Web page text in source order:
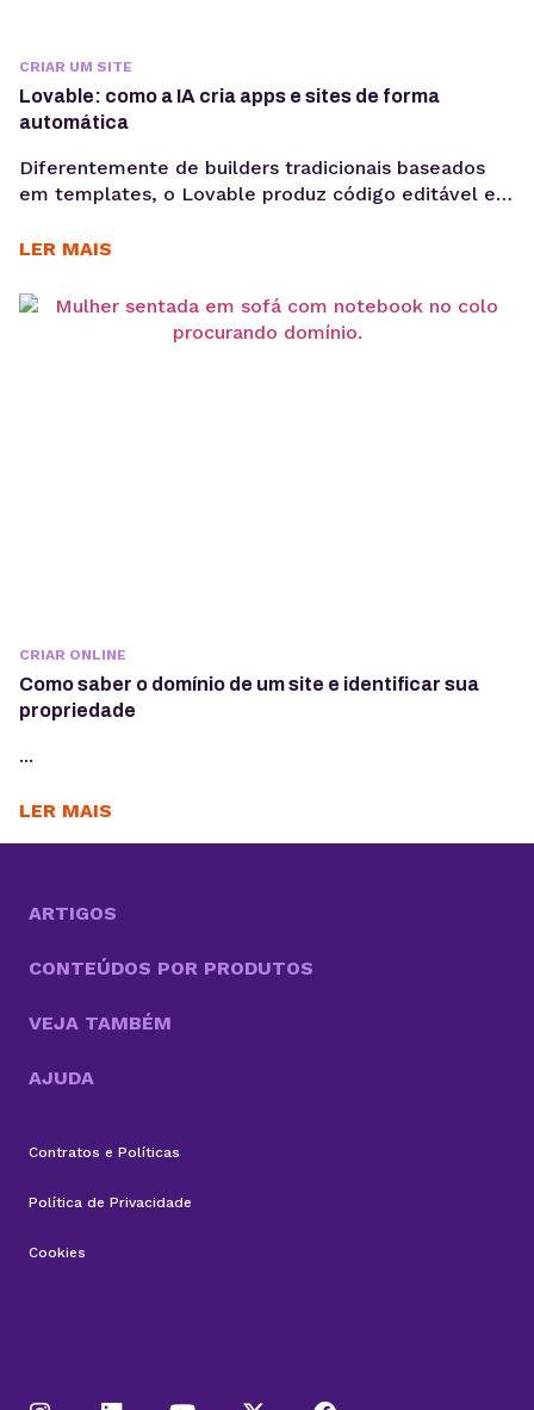
CRIAR UM SITE
Lovable: como a IA cria apps e sites de forma
automática
Diferentemente de builders tradicionais baseados
em templates, o Lovable produz código editável e
Ou seja, é muito mais do que uma solução de
reais. A criação de aplicações e sites por meio de IA
generativa deixou de ser experimento...
LER MAIS
CRIAR ONLINE
Como saber o domínio de um site e identificar sua
propriedade
...
LER MAIS
ARTIGOS
CONTEÚDOS POR PRODUTOS
VEJA TAMBÉM
AJUDA
Contratos e Políticas
Política de Privacidade
Cookies